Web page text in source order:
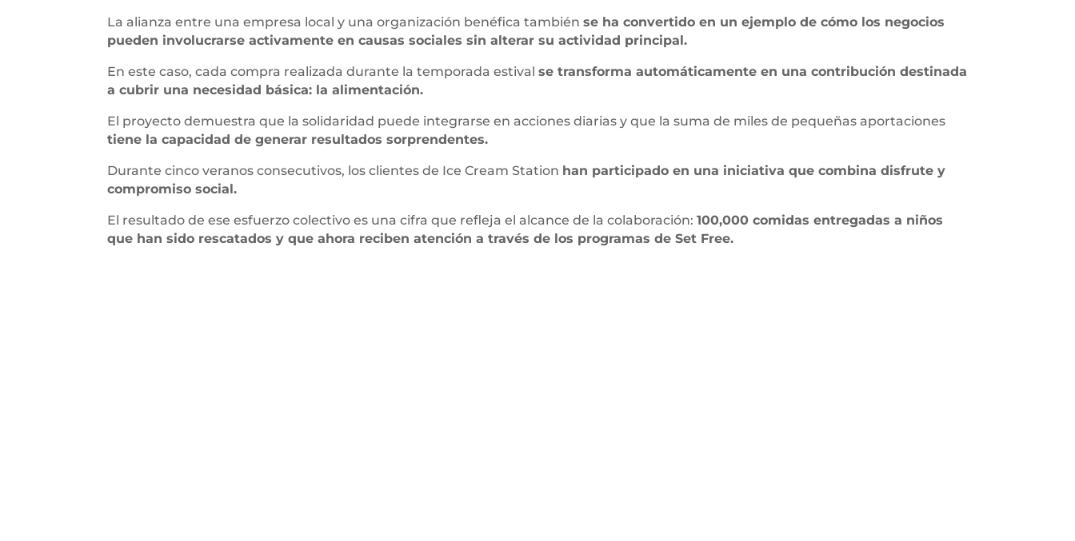
La alianza entre una empresa local y una organización benéfica tambiénse ha convertido en un ejemplo de cómo los negocios
pueden involucrarse activamente en causas sociales sin alterar su actividad principal.
En este caso, cada compra realizada durante la temporada estivalse transforma automáticamente en una contribución destinada
a cubrir una necesidad básica: la alimentación.
El proyecto demuestra que la solidaridad puede integrarse en acciones diarias y que la suma de miles de pequeñas aportaciones
tiene la capacidad de generar resultados sorprendentes.
Durante cinco veranos consecutivos, los clientes de Ice Cream Station han participado en una iniciativa que combina disfrute y
compromiso social.
El resultado de ese esfuerzo colectivo es una cifra que refleja el alcance de la colaboración:100,000 comidas entregadas a niños
que han sido rescatados y que ahora reciben atención a través de los programas de Set Free.